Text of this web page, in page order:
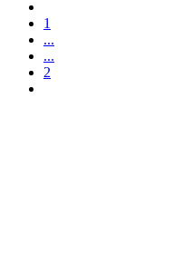
1
...
...
2